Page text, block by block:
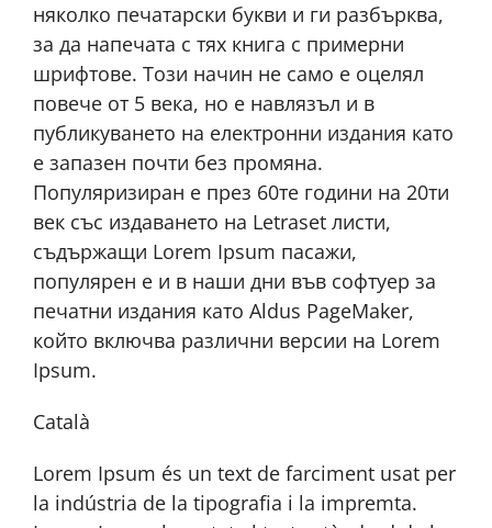
няколко печатарски букви и ги разбърква,
за да напечата с тях книга с примерни
шрифтове. Този начин не само е оцелял
повече от 5 века, но е навлязъл и в
публикуването на електронни издания като
е запазен почти без промяна.
Популяризиран е през 60те години на 20ти
век със издаването на Letraset листи,
съдържащи Lorem Ipsum пасажи,
популярен е и в наши дни във софтуер за
печатни издания като Aldus PageMaker,
който включва различни версии на Lorem
Ipsum.
Català
Lorem Ipsum és un text de farciment usat per
la indústria de la tipografia i la impremta.